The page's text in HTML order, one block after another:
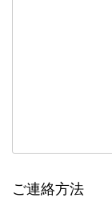
ご連絡方法